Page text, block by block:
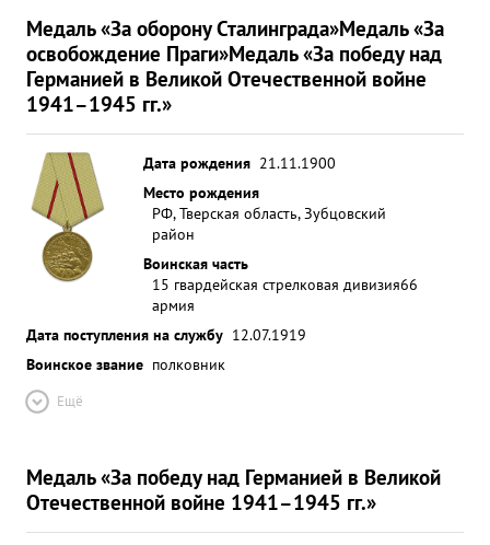
Медаль «За оборону Сталинграда»Медаль «За
освобождение Праги»Медаль «За победу над
Германией в Великой Отечественной войне
1941–1945 гг.»
Дата рождения 21.11.1900
Место рождения
РФ, Тверская область, Зубцовский
район
Воинская часть
15 гвардейская стрелковая дивизия66
армия
Дата поступления на службу 12.07.1919
Воинское звание полковник
Ещё
Медаль «За победу над Германией в Великой
Отечественной войне 1941–1945 гг.»